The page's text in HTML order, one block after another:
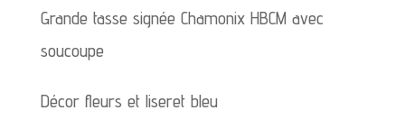
Grande tasse signée Chamonix HBCM avec
soucoupe
Décor fleurs et liseret bleu